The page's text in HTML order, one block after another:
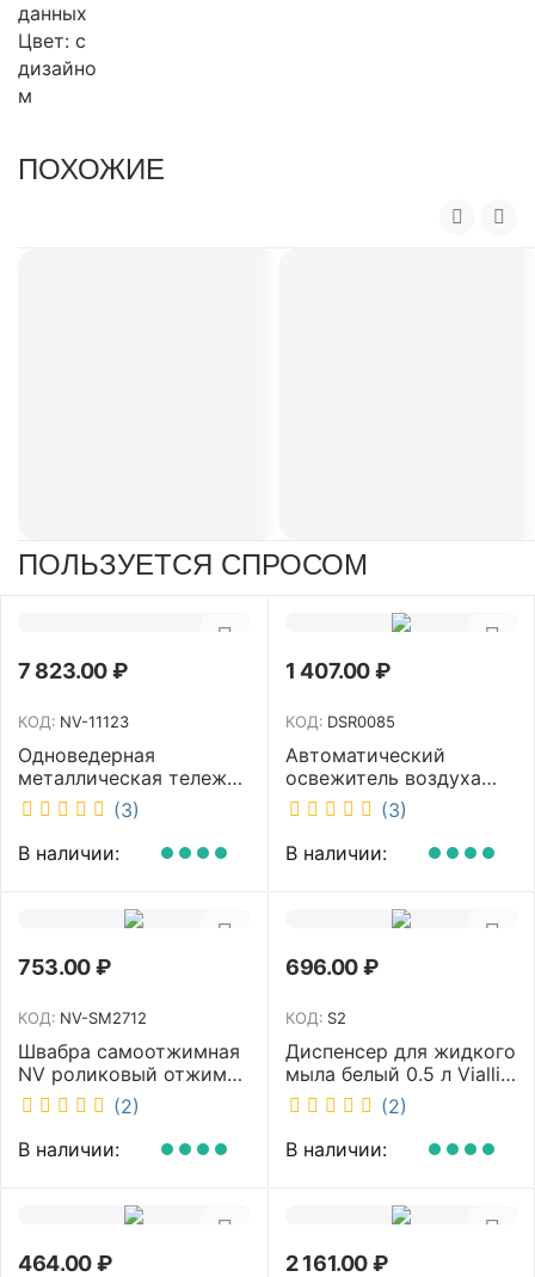
данных
Цвет: с
дизайно
м
ПОХОЖИЕ
ПОЛЬЗУЕТСЯ СПРОСОМ
7 823.00₽
КОД: NV-11123
Одноведерная
металлическая тележка
с отжимом и корзинкой
под химию NV 23 л NV-
11123
(3)
В наличии:
1 407.00₽
КОД: DSR0085
Автоматический
освежитель воздуха
DISCOVER белый
DSR0085
(3)
В наличии:
753.00₽
КОД: NV-SM2712
Швабра самоотжимная
NV роликовый отжим
насадка PVA 27 см
телескопическая
рукоятка 70-125 см NV-
SM2712
(2)
В наличии:
696.00₽
КОД: S2
Диспенсер для жидкого
мыла белый 0.5 л Vialli
S2
(2)
В наличии:
464.00₽ 2 161.00₽